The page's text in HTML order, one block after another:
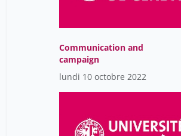
Communication and
campaign
lundi 10 octobre 2022